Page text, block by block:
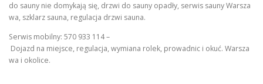
do sauny nie domykają się, drzwi do sauny opadły, serwis sauny Warsza
wa, szklarz sauna, regulacja drzwi sauna.
Serwis mobilny: 570 933 114 –
Dojazd na miejsce, regulacja, wymiana rolek, prowadnic i okuć. Warsza
wa i okolice.